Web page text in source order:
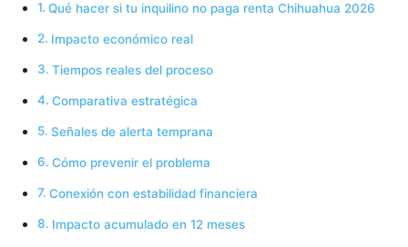
Qué hacer si tu inquilino no paga renta Chihuahua 2026
Impacto económico real
Tiempos reales del proceso
Comparativa estratégica
Señales de alerta temprana
Cómo prevenir el problema
Conexión con estabilidad financiera
Impacto acumulado en 12 meses